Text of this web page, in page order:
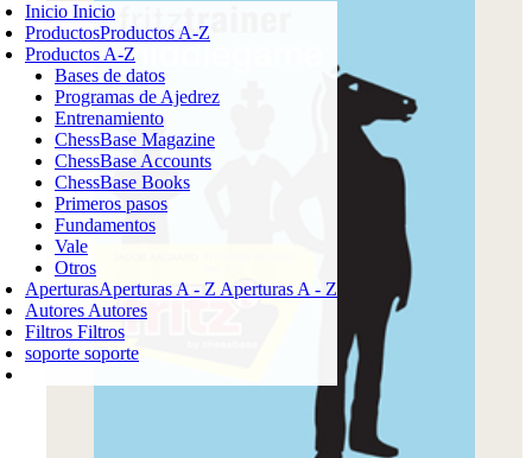
Inicio Inicio
ProductosProductos A-Z
Productos A-Z
Bases de datos
Programas de Ajedrez
Entrenamiento
ChessBase Magazine
ChessBase Accounts
ChessBase Books
Primeros pasos
Fundamentos
Vale
Otros
AperturasAperturas A - Z Aperturas A - Z
Autores Autores
Filtros Filtros
soporte soporte
CARRO DE LA COMPRA
0PRODUCTO